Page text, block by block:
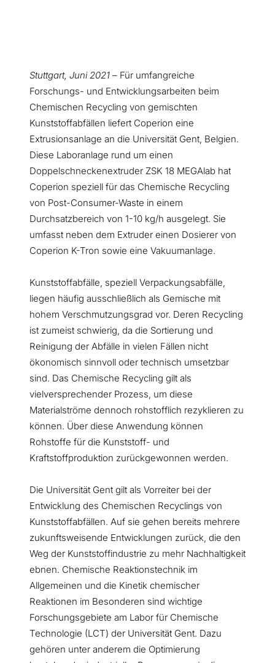
Stuttgart, Juni 2021 – Für umfangreiche
Forschungs- und Entwicklungsarbeiten beim
Chemischen Recycling von gemischten
Kunststoffabfällen liefert Coperion eine
Extrusionsanlage an die Universität Gent, Belgien.
Diese Laboranlage rund um einen
Doppelschneckenextruder ZSK 18 MEGAlab hat
Coperion speziell für das Chemische Recycling
von Post-Consumer-Waste in einem
Durchsatzbereich von 1-10 kg/h ausgelegt. Sie
umfasst neben dem Extruder einen Dosierer von
Coperion K-Tron sowie eine Vakuumanlage.
Kunststoffabfälle, speziell Verpackungsabfälle,
liegen häufig ausschließlich als Gemische mit
hohem Verschmutzungsgrad vor. Deren Recycling
ist zumeist schwierig, da die Sortierung und
Reinigung der Abfälle in vielen Fällen nicht
ökonomisch sinnvoll oder technisch umsetzbar
sind. Das Chemische Recycling gilt als
vielversprechender Prozess, um diese
Materialströme dennoch rohstofflich rezyklieren zu
können. Über diese Anwendung können
Rohstoffe für die Kunststoff- und
Kraftstoffproduktion zurückgewonnen werden.
Die Universität Gent gilt als Vorreiter bei der
Entwicklung des Chemischen Recyclings von
Kunststoffabfällen. Auf sie gehen bereits mehrere
zukunftsweisende Entwicklungen zurück, die den
Weg der Kunststoffindustrie zu mehr Nachhaltigkeit
ebnen. Chemische Reaktionstechnik im
Allgemeinen und die Kinetik chemischer
Reaktionen im Besonderen sind wichtige
Forschungsgebiete am Labor für Chemische
Technologie (LCT) der Universität Gent. Dazu
gehören unter anderem die Optimierung